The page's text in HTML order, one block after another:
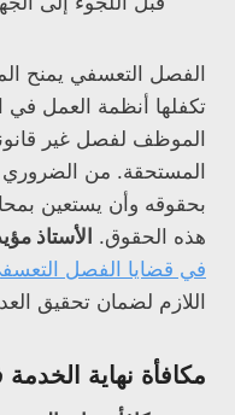
الفصل التعسفي يمنح
تكفلها أنظمة العمل
الموظف لفصل غير
المستحقة. من
بحقوقه وأن يستعين
هذه الحقوق.
الأستاذ
في قضايا الفصل
اللازم لضمان تحقيق
مكافأة نهاية